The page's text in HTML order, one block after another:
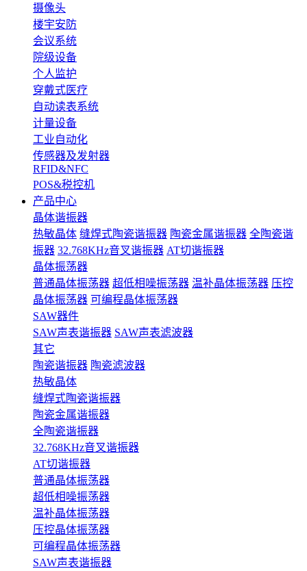
摄像头
楼宇安防
会议系统
院级设备
个人监护
穿戴式医疗
自动读表系统
计量设备
工业自动化
传感器及发射器
RFID&NFC
POS&税控机
产品中心
晶体谐振器
热敏晶体 缝焊式陶瓷谐振器 陶瓷金属谐振器 全陶瓷谐
振器 32.768KHz音叉谐振器 AT切谐振器
晶体振荡器
普通晶体振荡器 超低相噪振荡器 温补晶体振荡器 压控
晶体振荡器 可编程晶体振荡器
SAW器件
SAW声表谐振器 SAW声表滤波器
其它
陶瓷谐振器 陶瓷滤波器
热敏晶体
缝焊式陶瓷谐振器
陶瓷金属谐振器
全陶瓷谐振器
32.768KHz音叉谐振器
AT切谐振器
普通晶体振荡器
超低相噪振荡器
温补晶体振荡器
压控晶体振荡器
可编程晶体振荡器
SAW声表谐振器